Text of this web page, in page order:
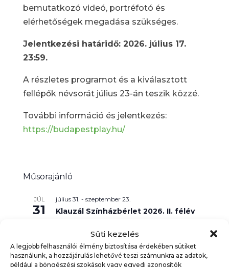
Süti kezelés
A legjobb felhasználói élmény biztosítása érdekében sütiket
használunk, a hozzájárulás lehetővé teszi számunkra az adatok,
például a böngészési szokások vagy egyedi azonosítók
bemutatkozó videó, portréfotó és
elérhetőségek megadása szükséges.
Jelentkezési határidő: 2026. július 17.
23:59.
A részletes programot és a kiválasztott
fellépők névsorát július 23-án teszik közzé.
További információ és jelentkezés:
https://budapestplay.hu/
Műsorajánló
JÚL
31
július 31. - szeptember 23.
Klauzál Színházbérlet 2026. II. félév
16
AUG 10:30-11:30